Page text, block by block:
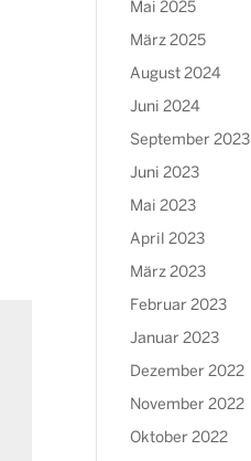
Mai 2025
März 2025
August 2024
Juni 2024
September 2023
Juni 2023
Mai 2023
April 2023
März 2023
Februar 2023
Januar 2023
Dezember 2022
November 2022
Oktober 2022